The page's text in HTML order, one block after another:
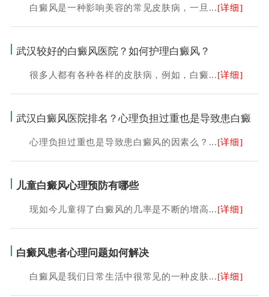
白癜风是一种影响美容的常见皮肤病，一旦...[详细]
武汉较好的白癜风医院？如何护理白癜风？
很多人都有各种各样的皮肤病，例如，白癜...[详细]
武汉白癜风医院排名？心理负担过重也是导致患白癜
心理负担过重也是导致患白癜风的因素么？...[详细]
儿童白癜风心理预防有哪些
现如今儿童得了白癜风的几率是不断的增高...[详细]
白癜风患者心理问题如何解决
白癜风是我们日常生活中很常见的一种皮肤...[详细]